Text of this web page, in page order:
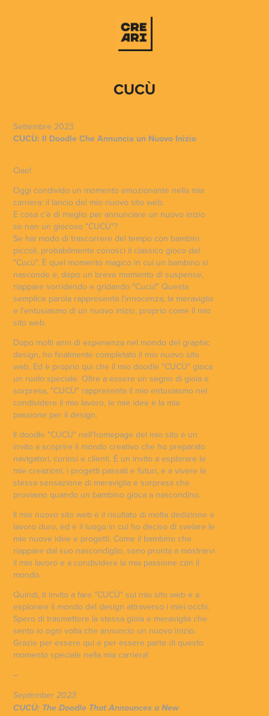
CUCÙ
Settembre 2023
CUCÙ: Il Doodle Che Annuncia un Nuovo Inizio
Ciao!
Oggi condivido un momento emozionante nella mia
carriera: il lancio del mio nuovo sito web.
E cosa c'è di meglio per annunciare un nuovo inizio
se non un giocoso "CUCÙ"?
Se hai modo di trascorrere del tempo con bambini
piccoli, probabilmente conosci il classico gioco del
"Cucù". È quel momento magico in cui un bambino si
nasconde e, dopo un breve momento di suspense,
riappare sorridendo e gridando "Cucù!" Questa
semplice parola rappresenta l'innocenza, la meraviglia
e l'entusiasmo di un nuovo inizio, proprio come il mio
sito web.
Dopo molti anni di esperienza nel mondo del graphic
design, ho finalmente completato il mio nuovo sito
web. Ed è proprio qui che il mio doodle "CUCÙ" gioca
un ruolo speciale. Oltre a essere un segno di gioia e
sorpresa, "CUCÙ" rappresenta il mio entusiasmo nel
condividere il mio lavoro, le mie idee e la mia
passione per il design.
Il doodle "CUCÙ" nell'homepage del mio sito è un
invito a scoprire il mondo creativo che ho preparato
navigatori, curiosi e clienti. È un invito a esplorare le
mie creazioni, i progetti passati e futuri, e a vivere la
stessa sensazione di meraviglia e sorpresa che
proviamo quando un bambino gioca a nascondino.
Il mio nuovo sito web è il risultato di molta dedizione e
lavoro duro, ed è il luogo in cui ho deciso di svelare le
mie nuove idee e progetti. Come il bambino che
riappare dal suo nascondiglio, sono pronta a mostrarvi
il mio lavoro e a condividere la mia passione con il
mondo.
Quindi, ti invito a fare "CUCÙ" sul mio sito web e a
esplorare il mondo del design attraverso i miei occhi.
Spero di trasmettere la stessa gioia e meraviglia che
sento io ogni volta che annuncio un nuovo inizio.
Grazie per essere qui e per essere parte di questo
momento speciale nella mia carriera!
–
September 2023
CUCÙ: The Doodle That Announces a New